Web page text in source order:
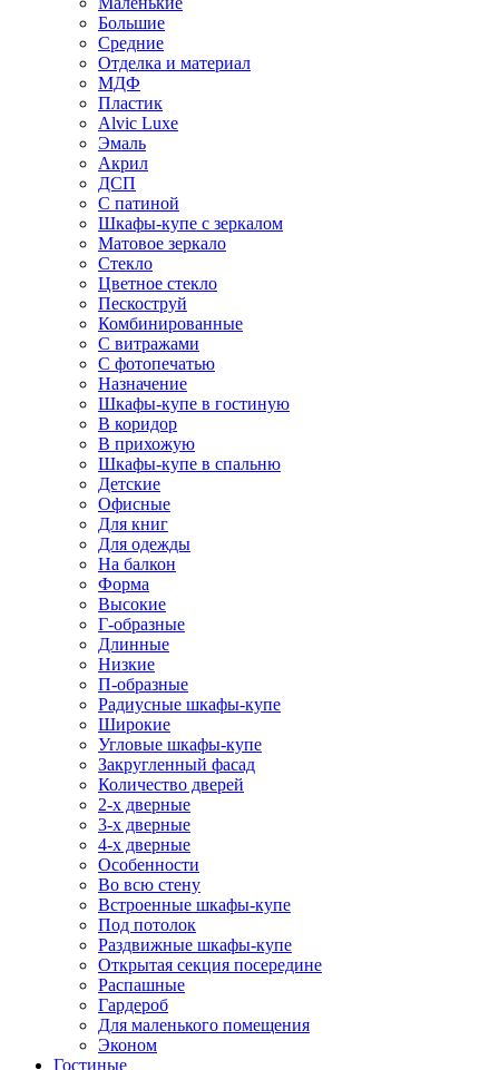
Большие
Средние
Отделка и материал
МДФ
Пластик
Alvic Luxe
Эмаль
Акрил
ДСП
С патиной
Шкафы-купе с зеркалом
Матовое зеркало
Стекло
Цветное стекло
Пескоструй
Комбинированные
С витражами
С фотопечатью
Назначение
Шкафы-купе в гостиную
В коридор
В прихожую
Шкафы-купе в спальню
Детские
Офисные
Для книг
Для одежды
На балкон
Форма
Высокие
Г-образные
Длинные
Низкие
П-образные
Радиусные шкафы-купе
Широкие
Угловые шкафы-купе
Закругленный фасад
Количество дверей
2-х дверные
3-х дверные
4-х дверные
Особенности
Во всю стену
Встроенные шкафы-купе
Под потолок
Раздвижные шкафы-купе
Открытая секция посередине
Распашные
Гардероб
Для маленького помещения
Эконом
Гостиные